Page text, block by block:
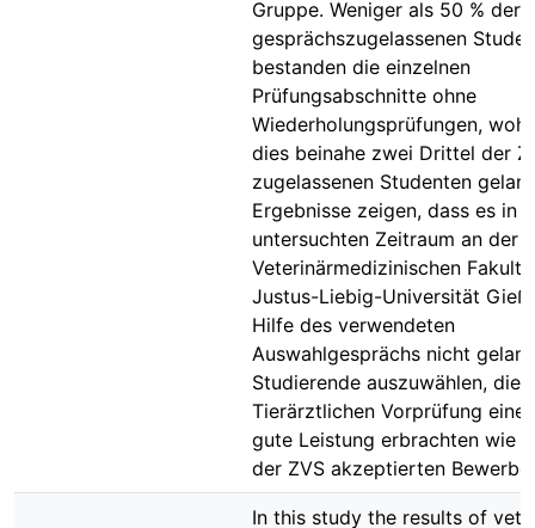
Gruppe. Weniger als 50 % der
gesprächszugelassenen
bestanden die einzelnen
Prüfungsabschnitte ohne
Wiederholungsprüfungen,
dies beinahe zwei Drittel der
zugelassenen Studenten
Ergebnisse zeigen, dass es in
untersuchten Zeitraum an der
Veterinärmedizinischen
Justus-Liebig-Universität
Hilfe des verwendeten
Auswahlgesprächs nicht
Studierende auszuwählen, die
Tierärztlichen Vorprüfung eine
gute Leistung erbrachten wie
der ZVS akzeptierten
In this study the results of